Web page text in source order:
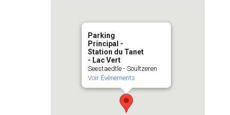
Parking
Principal -
Station du Tanet
- Lac Vert
Seestaedtle - Soultzeren
Voir Évènements